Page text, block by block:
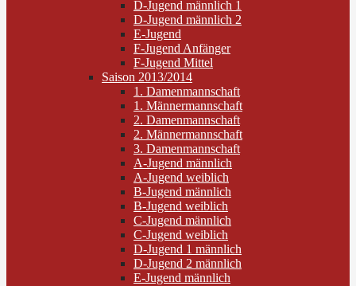
D-Jugend männlich 1
D-Jugend männlich 2
E-Jugend
F-Jugend Anfänger
F-Jugend Mittel
Saison 2013/2014
1. Damenmannschaft
1. Männermannschaft
2. Damenmannschaft
2. Männermannschaft
3. Damenmannschaft
A-Jugend männlich
A-Jugend weiblich
B-Jugend männlich
B-Jugend weiblich
C-Jugend männlich
C-Jugend weiblich
D-Jugend 1 männlich
D-Jugend 2 männlich
E-Jugend männlich